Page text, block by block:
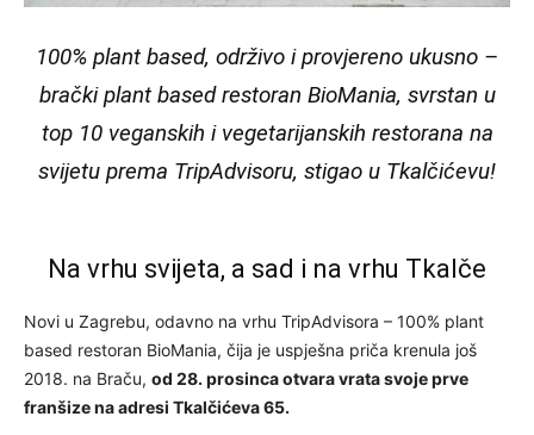
100% plant based, održivo i provjereno ukusno –
brački plant based restoran BioMania, svrstan u
top 10 veganskih i vegetarijanskih restorana na
svijetu prema TripAdvisoru, stigao u Tkalčićevu!
Na vrhu svijeta, a sad i na vrhu Tkalče
Novi u Zagrebu, odavno na vrhu TripAdvisora – 100% plant
based restoran BioMania, čija je uspješna priča krenula još
2018. na Braču, od 28. prosinca otvara vrata svoje prve
franšize na adresi Tkalčićeva 65.